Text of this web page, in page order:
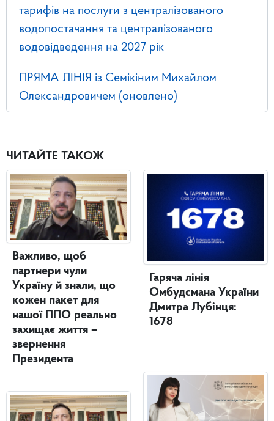
тарифів на послуги з централізованого
водопостачання та централізованого
водовідведення на 2027 рік
ПРЯМА ЛІНІЯ із Семікіним Михайлом
Олександровичем (оновлено)
ЧИТАЙТЕ ТАКОЖ
Важливо, щоб
партнери чули
Україну й знали, що
кожен пакет для
нашої ППО реально
захищає життя –
звернення
Президента
Гаряча лінія
Омбудсмана України
Дмитра Лубінця:
1678